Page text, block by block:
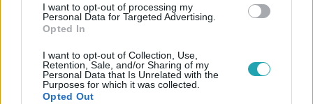
I want to opt-out of processing my
Personal Data for Targeted Advertising.
Opted In
I want to opt-out of Collection, Use,
Retention, Sale, and/or Sharing of my
Personal Data that Is Unrelated with the
Purposes for which it was collected.
Opted Out
Valamiért rosszul jelent meg a titokban
nyomtatott Orbán-könyv dedikálásának időpontja
Már javították. A könyv hasít, pedig kemény kijelentések
vannak benne.